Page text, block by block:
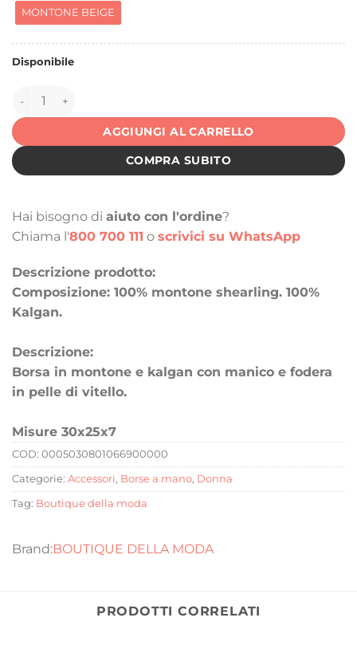
MONTONE BEIGE
Disponibile
150512 quantità
AGGIUNGI AL CARRELLO
COMPRA SUBITO
Hai bisogno di aiuto con l'ordine?
Chiama l'800 700 111 o scrivici su WhatsApp
Descrizione prodotto:
Composizione: 100% montone shearling. 100%
Kalgan.
Descrizione:
Borsa in montone e kalgan con manico e fodera
in pelle di vitello.
Misure 30x25x7
COD: 0005030801066900000
Categorie: Accessori, Borse a mano, Donna
Tag: Boutique della moda
BOUTIQUE DELLA MODA
PRODOTTI CORRELATI